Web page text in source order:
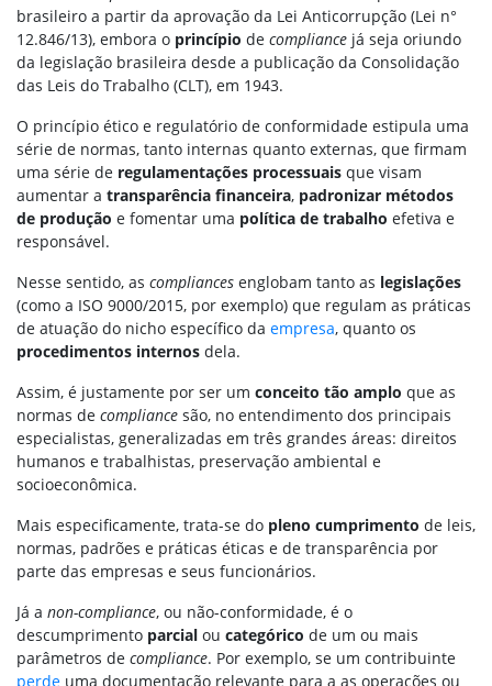
brasileiro a partir da aprovação da Lei Anticorrupção (Lei n°
12.846/13), embora o princípio de compliance já seja oriundo
da legislação brasileira desde a publicação da Consolidação
das Leis do Trabalho (CLT), em 1943.
O princípio ético e regulatório de conformidade estipula uma
série de normas, tanto internas quanto externas, que firmam
uma série de regulamentações processuais que visam
aumentar a transparência financeira, padronizar métodos
de produção e fomentar uma política de trabalho efetiva e
responsável.
Nesse sentido, as compliances englobam tanto as legislações
(como a ISO 9000/2015, por exemplo) que regulam as práticas
de atuação do nicho específico da empresa, quanto os
procedimentos internos dela.
Assim, é justamente por ser um conceito tão amplo que as
normas de compliance são, no entendimento dos principais
especialistas, generalizadas em três grandes áreas: direitos
humanos e trabalhistas, preservação ambiental e
socioeconômica.
Mais especificamente, trata-se do pleno cumprimento de leis,
normas, padrões e práticas éticas e de transparência por
parte das empresas e seus funcionários.
Já a non-compliance, ou não-conformidade, é o
descumprimento parcial ou categórico de um ou mais
parâmetros de compliance. Por exemplo, se um contribuinte
perde uma documentação relevante para a as operações ou